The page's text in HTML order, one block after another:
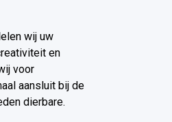
wij uw
en
voor
aansluit bij de
dierbare.